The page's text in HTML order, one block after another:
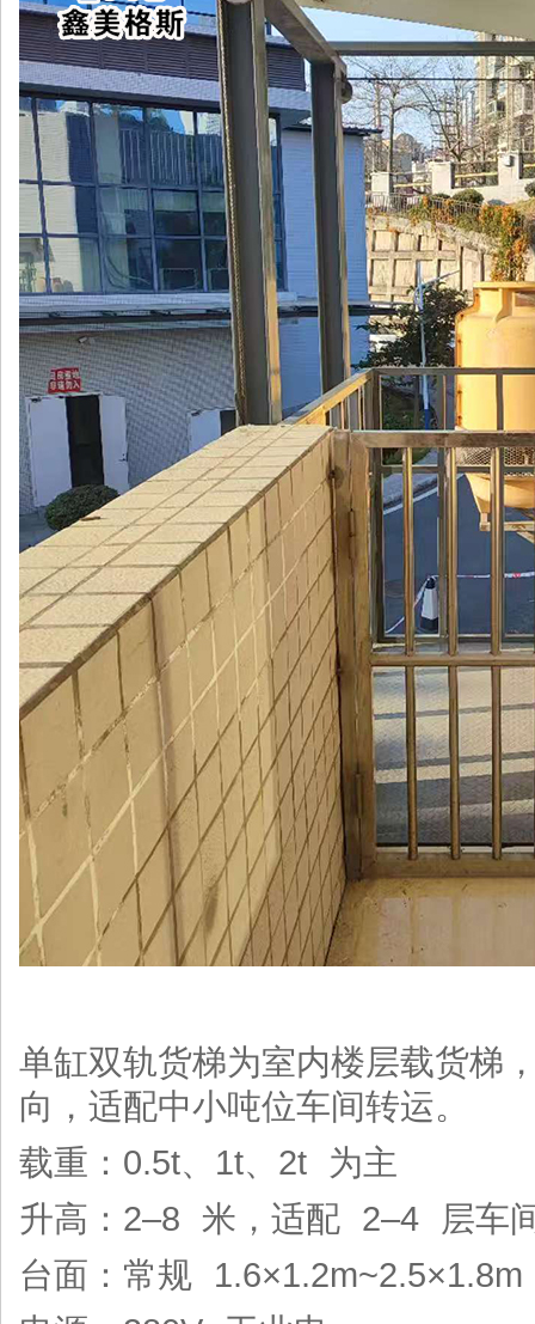
单缸双轨货梯为室内楼层载货梯
向，适配中小吨位车间转运。
载重：0.5t、1t、2t 为主
升高：2–8 米，适配 2–4 层车
台面：常规 1.6×1.2m~2.5×1.8m